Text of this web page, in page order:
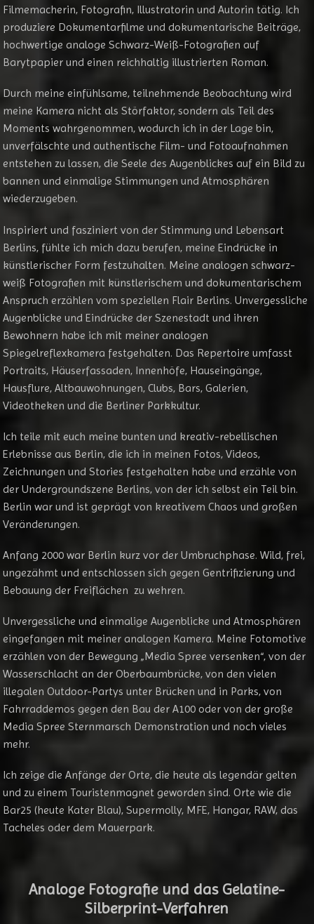
Filmemacherin, Fotografin, Illustratorin und Autorin tätig. Ich
produziere Dokumentarfilme und dokumentarische Beiträge,
hochwertige analoge Schwarz-Weiß-Fotografien auf
Barytpapier und einen reichhaltig illustrierten Roman.
Durch meine einfühlsame, teilnehmende Beobachtung wird
meine Kamera nicht als Störfaktor, sondern als Teil des
Moments wahrgenommen, wodurch ich in der Lage bin,
unverfälschte und authentische Film- und Fotoaufnahmen
entstehen zu lassen, die Seele des Augenblickes auf ein Bild zu
bannen und einmalige Stimmungen und Atmosphären
wiederzugeben.
Inspiriert und fasziniert von der Stimmung und Lebensart
Berlins, fühlte ich mich dazu berufen, meine Eindrücke in
künstlerischer Form festzuhalten. Meine analogen schwarz-
weiß Fotografien mit künstlerischem und dokumentarischem
Anspruch erzählen vom speziellen Flair Berlins. Unvergessliche
Augenblicke und Eindrücke der Szenestadt und ihren
Bewohnern habe ich mit meiner analogen
Spiegelreflexkamera festgehalten. Das Repertoire umfasst
Portraits, Häuserfassaden, Innenhöfe, Hauseingänge,
Hausflure, Altbauwohnungen, Clubs, Bars, Galerien,
Videotheken und die Berliner Parkkultur.
Ich teile mit euch meine bunten und kreativ-rebellischen
Erlebnisse aus Berlin, die ich in meinen Fotos, Videos,
Zeichnungen und Stories festgehalten habe und erzähle von
der Undergroundszene Berlins, von der ich selbst ein Teil bin.
Berlin war und ist geprägt von kreativem Chaos und großen
Veränderungen.
Anfang 2000 war Berlin kurz vor der Umbruchphase. Wild, frei,
ungezähmt und entschlossen sich gegen Gentrifizierung und
Bebauung der Freiflächen zu wehren.
Unvergessliche und einmalige Augenblicke und Atmosphären
eingefangen mit meiner analogen Kamera. Meine Fotomotive
erzählen von der Bewegung „Media Spree versenken“, von der
Wasserschlacht an der Oberbaumbrücke, von den vielen
illegalen Outdoor-Partys unter Brücken und in Parks, von
Fahrraddemos gegen den Bau der A100 oder von der große
Media Spree Sternmarsch Demonstration und noch vieles
mehr.
Ich zeige die Anfänge der Orte, die heute als legendär gelten
und zu einem Touristenmagnet geworden sind. Orte wie die
Bar25 (heute Kater Blau), Supermolly, MFE, Hangar, RAW, das
Tacheles oder dem Mauerpark.
Analoge Fotografie und das Gelatine-
Silberprint-Verfahren